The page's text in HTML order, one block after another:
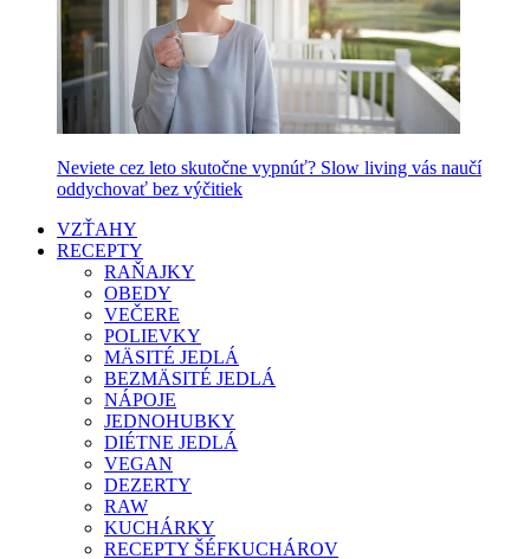
Neviete cez leto skutočne vypnúť? Slow living vás naučí
oddychovať bez výčitiek
VZŤAHY
RECEPTY
RAŇAJKY
OBEDY
VEČERE
POLIEVKY
MÄSITÉ JEDLÁ
BEZMÄSITÉ JEDLÁ
NÁPOJE
JEDNOHUBKY
DIÉTNE JEDLÁ
VEGAN
DEZERTY
RAW
KUCHÁRKY
RECEPTY ŠÉFKUCHÁROV